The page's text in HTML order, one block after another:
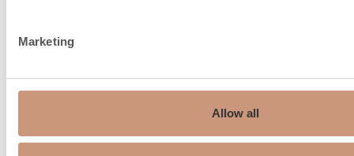
Marketing
Allow all